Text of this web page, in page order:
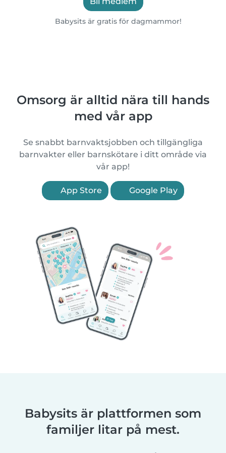
Babysits är gratis för dagmammor!
Omsorg är alltid nära till hands
med vår app
Se snabbt barnvaktsjobben och tillgängliga
barnvakter eller barnskötare i ditt område via
vår app!
App Store Google Play
Babysits är plattformen som
familjer litar på mest.